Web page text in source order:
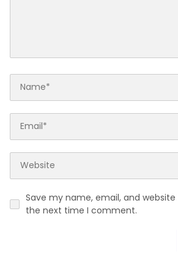
Save my name, email, and
the next time I comment.